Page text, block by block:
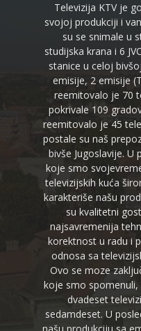
Televizija KTV je
svojoj produkciji i
su se snimale u
studijska krana i 6
stanice u celoj
emisije, 2 emisije
reemitovalo je 70
pokrivale 109
reemitovalo je 45
postale su naš
bivše Jugoslavije.
koje smo
televizijskih kuća
karakteriše našu
su kvalitetni
najsavremenija
korektnost u radu i
odnosa sa
Ovo se moze
koje smo
dvadeset
sedamdeset. U